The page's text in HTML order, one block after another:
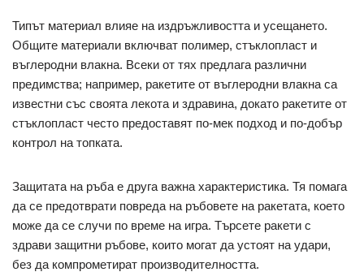
Типът материал влияе на издръжливостта и усещането.
Общите материали включват полимер, стъклопласт и
въглеродни влакна. Всеки от тях предлага различни
предимства; например, ракетите от въглеродни влакна са
известни със своята лекота и здравина, докато ракетите от
стъклопласт често предоставят по-мек подход и по-добър
контрол на топката.
Защитата на ръба е друга важна характеристика. Тя помага
да се предотврати повреда на ръбовете на ракетата, което
може да се случи по време на игра. Търсете ракети с
здрави защитни ръбове, които могат да устоят на удари,
без да компрометират производителността.